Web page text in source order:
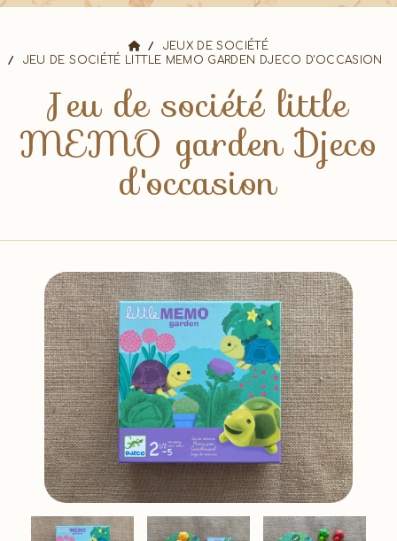
JEUX DE SOCIÉTÉ
JEU DE SOCIÉTÉ LITTLE MEMO GARDEN DJECO D'OCCASION
Jeu de société little
MEMO garden Djeco
d'occasion